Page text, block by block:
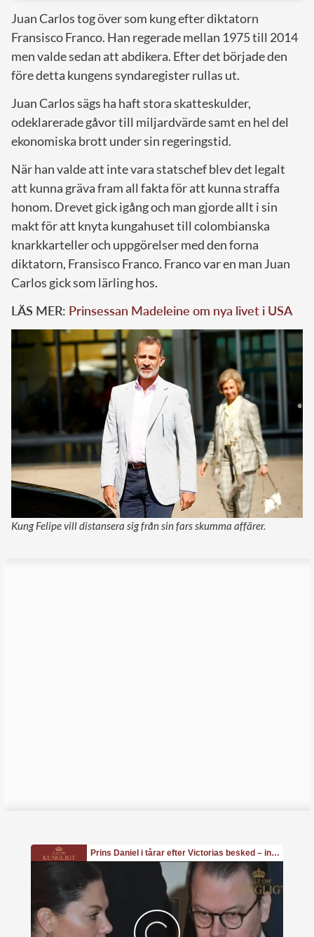
Juan Carlos tog över som kung efter diktatorn
Fransisco Franco. Han regerade mellan 1975 till 2014
men valde sedan att abdikera. Efter det började den
före detta kungens syndaregister rullas ut.
Juan Carlos sägs ha haft stora skatteskulder,
odeklarerade gåvor till miljardvärde samt en hel del
ekonomiska brott under sin regeringstid.
När han valde att inte vara statschef blev det legalt
att kunna gräva fram all fakta för att kunna straffa
honom. Drevet gick igång och man gjorde allt i sin
makt för att knyta kungahuset till colombianska
knarkkarteller och uppgörelser med den forna
diktatorn, Fransisco Franco. Franco var en man Juan
Carlos gick som lärling hos.
LÄS MER: Prinsessan Madeleine om nya livet i USA
Kung Felipe vill distansera sig från sin fars skumma affärer.